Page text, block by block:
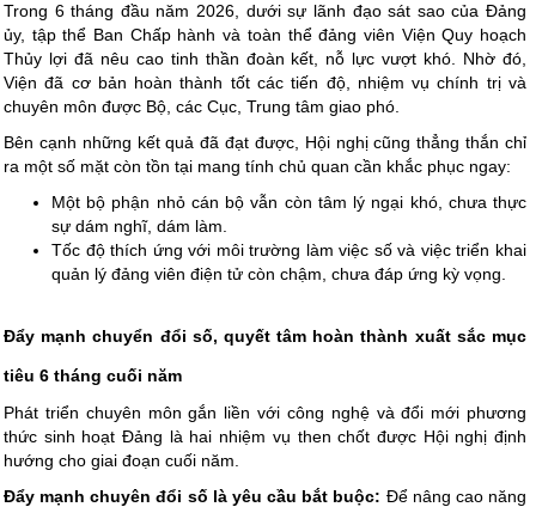
Trong 6 tháng đầu năm 2026, dưới sự lãnh đạo sát sao của Đảng
ủy, tập thể Ban Chấp hành và toàn thể đảng viên Viện Quy hoạch
Thủy lợi đã nêu cao tinh thần đoàn kết, nỗ lực vượt khó. Nhờ đó,
Viện đã cơ bản hoàn thành tốt các tiến độ, nhiệm vụ chính trị và
chuyên môn được Bộ, các Cục, Trung tâm giao phó.
Bên cạnh những kết quả đã đạt được, Hội nghị cũng thẳng thắn chỉ
ra một số mặt còn tồn tại mang tính chủ quan cần khắc phục ngay:
Một bộ phận nhỏ cán bộ vẫn còn tâm lý ngại khó, chưa thực
sự dám nghĩ, dám làm.
Tốc độ thích ứng với môi trường làm việc số và việc triển khai
quản lý đảng viên điện tử còn chậm, chưa đáp ứng kỳ vọng.
Đẩy mạnh chuyển đổi số, quyết tâm hoàn thành xuất sắc mục
tiêu 6 tháng cuối năm
Phát triển chuyên môn gắn liền với công nghệ và đổi mới phương
thức sinh hoạt Đảng là hai nhiệm vụ then chốt được Hội nghị định
hướng cho giai đoạn cuối năm.
Đẩy mạnh chuyên đổi số là yêu cầu bắt buộc: Để nâng cao năng